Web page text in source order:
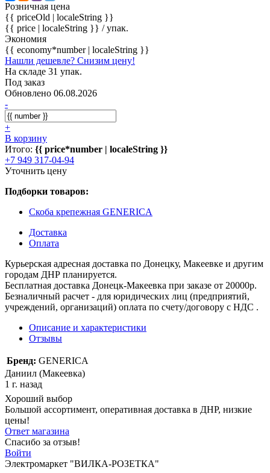
Розничная цена
{{ priceOld | localeString }}
{{ price | localeString }} / упак.
Экономия
{{ economy*number | localeString }}
Нашли дешевле? Снизим цену!
На складе 31 упак.
Под заказ
Обновлено 06.08.2026
-
+
В корзину
Итого: {{ price*number | localeString }}
+7 949 317-04-94
Уточнить цену
Подборки товаров:
Скоба крепежная GENERICA
Доставка
Оплата
Курьерская адресная доставка по Донецку, Макеевке и другим
городам ДНР планируется.
Бесплатная доставка Донецк-Макеевка при заказе от 20000р.
Безналичный расчет - для юридических лиц (предприятий,
учреждений, организаций) оплата по счету/договору с НДС .
Описание и характеристики
Отзывы
Бренд: GENERICA
Даниил (Макеевка)
1 г. назад
Хороший выбор
Большой ассортимент, оперативная доставка в ДНР, низкие
цены!
Ответ магазина
Спасибо за отзыв!
Войти
Электромаркет "ВИЛКА-РОЗЕТКА"